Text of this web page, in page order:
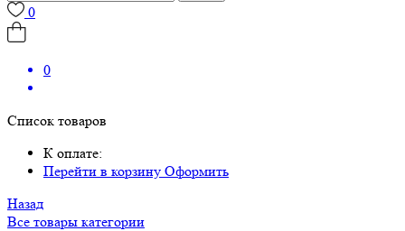
0
0
Список товаров
К оплате:
Перейти в корзину Оформить
Назад
Все товары категории